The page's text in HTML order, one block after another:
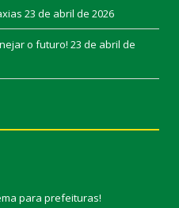
23 de abril de 2026
o futuro! 23 de abril de
para prefeituras!